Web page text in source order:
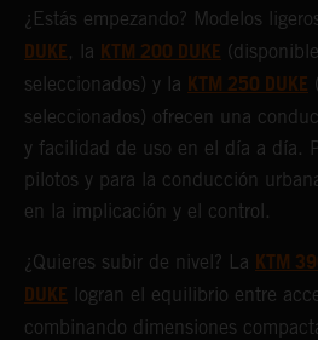
¿Estás empezando? Modelos
DUKE, la KTM 200 DUKE
seleccionados) y la KTM 250 DUKE
seleccionados) ofrecen una
y facilidad de uso en el día a día.
pilotos y para la conducción
en la implicación y el control.
¿Quieres subir de nivel? La KTM
DUKE logran el equilibrio entre
combinando dimensiones